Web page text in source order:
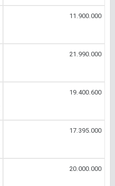
11.900.000
21.990.000
19.400.600
17.395.000
20.000.000